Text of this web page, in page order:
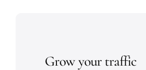
Grow your traffic